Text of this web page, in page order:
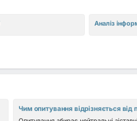
Аналіз
Чим опитування відрізняється від